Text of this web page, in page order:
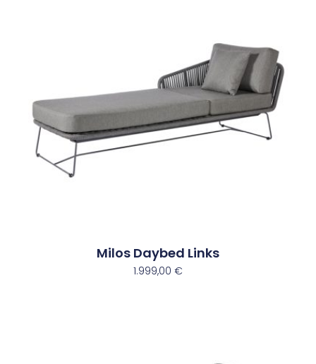
Milos Daybed Links
1.999,00 €